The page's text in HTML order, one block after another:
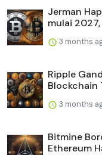
Jerman
mulai 2027,
3 months
Ripple
Blockchain
3 months
Bitmine
Ethereum